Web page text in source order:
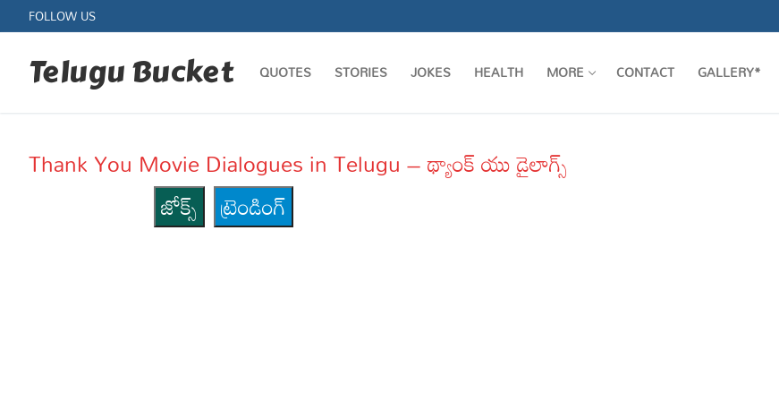
to
content
FOLLOW US
Telugu Bucket QUOTES STORIES JOKES HEALTH MORE CONTACT GALLERY*
Thank You Movie Dialogues in Telugu – థ్యాంక్ యు డైలాగ్స్
జోక్స్
ట్రెండింగ్